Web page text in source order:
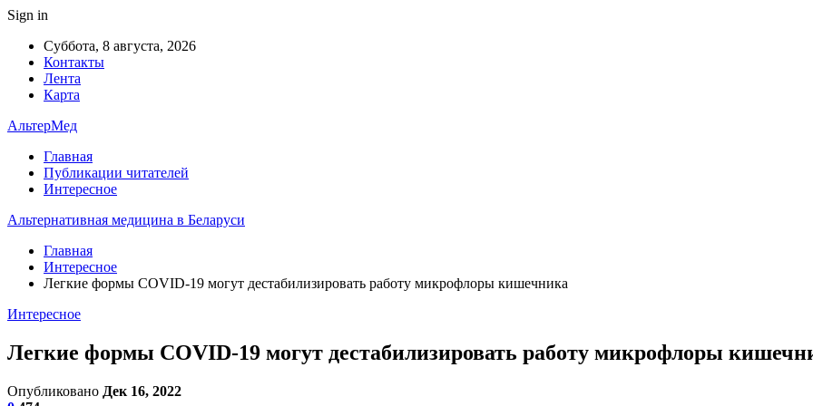
Sign in
Суббота, 8 августа, 2026
Контакты
Лента
Карта
АльтерМед
Главная
Публикации читателей
Интересное
Альтернативная медицина в Беларуси
Главная
Интересное
Легкие формы COVID-19 могут дестабилизировать работу микрофлоры кишечника
Интересное
Легкие формы COVID-19 могут дестабилизировать работу микрофлоры
Опубликовано Дек 16, 2022